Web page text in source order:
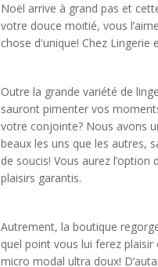
Noël arrive à grand pas et
votre douce moitié, vous
chose d'unique! Chez Lingerie
Outre la grande variété de
sauront pimenter vos
votre conjointe? Nous avons
beaux les uns que les autres,
de soucis! Vous aurez
plaisirs garantis.
Autrement, la boutique
quel point vous lui ferez
micro modal ultra doux!